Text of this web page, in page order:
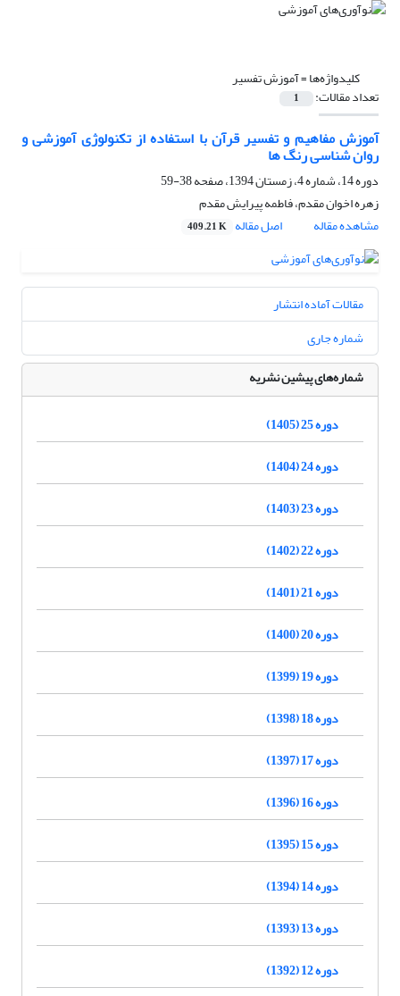
کلیدواژه‌ها =آموزش تفسیر
تعداد مقالات: 1
آموزش مفاهیم و تفسیر قرآن با استفاده از تکنولوژی آموزشی و
روان شناسی رنگ ها
دوره 14، شماره 4، زمستان 1394، صفحه
38-59
زهره اخوان مقدم، فاطمه پیرایش مقدم
مشاهده مقاله
اصل مقاله 409.21 K
مقالات آماده انتشار
شماره جاری
شماره‌های پیشین نشریه
دوره 25 (1405)
دوره 24 (1404)
دوره 23 (1403)
دوره 22 (1402)
دوره 21 (1401)
دوره 20 (1400)
دوره 19 (1399)
دوره 18 (1398)
دوره 17 (1397)
دوره 16 (1396)
دوره 15 (1395)
دوره 14 (1394)
دوره 13 (1393)
دوره 12 (1392)